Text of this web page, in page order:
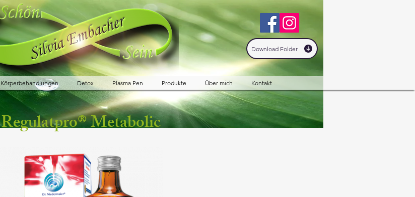
Körperbehandlungen Detox Plasma Pen Produkte Über mich Kontakt
Download Folder
Regulatpro® Metabolic